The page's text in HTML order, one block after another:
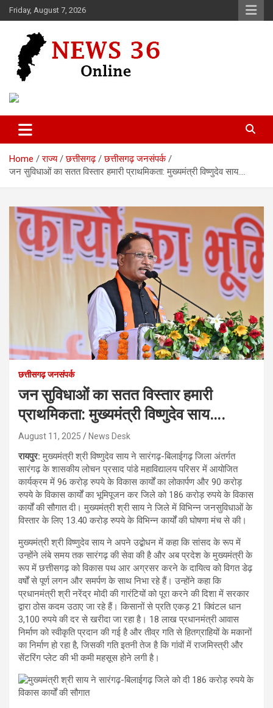
Skip
to
Friday, August 7, 2026
News 36
Home राज्य छत्तीसगढ़
छत्तीसगढ़ जनसंपर्क
जन सुविधाओं का सतत विस्तार हमारी प्राथमिकता: मुख्यमंत्री विष्णुदेव साय….
छत्तीसगढ़ जनसंपर्क
जन सुविधाओं का सतत विस्तार हमारी
प्राथमिकता: मुख्यमंत्री विष्णुदेव साय….
August 11, 2025 News Desk
रायपुर:मुख्यमंत्री श्री विष्णुदेव साय ने सारंगढ़-बिलाईगढ़ जिला अंतर्गत
सारंगढ़ के शासकीय लोचन प्रसाद पांडे महाविद्यालय परिसर में आयोजित
कार्यक्रम में 96 करोड़ रुपये के विकास कार्यों का लोकार्पण और 90 करोड़
रुपये के विकास कार्यों का भूमिपूजन कर जिले को 186 करोड़ रुपये के विकास
कार्यों की सौगात दी। मुख्यमंत्री श्री साय ने जिले में विभिन्न जनसुविधाओं के
विस्तार के लिए 13.40 करोड़ रुपये के विभिन्न कार्यों की घोषणा मंच से की।
मुख्यमंत्री श्री विष्णुदेव साय ने अपने उद्बोधन में कहा कि सांसद के रूप में
उन्होंने लंबे समय तक सारंगढ़ की सेवा की है और अब प्रदेश के मुख्यमंत्री के
रूप में छत्तीसगढ़ को विकास पथ आर अग्रसर करने के दायित्व को विगत डेढ़
वर्षों से पूर्ण लगन और समर्पण के साथ निभा रहे हैं। उन्होंने कहा कि
प्रधानमंत्री श्री नरेंद्र मोदी की गारंटियों को पूरा करने की दिशा में सरकार
द्वारा ठोस कदम उठाए जा रहे हैं। किसानों से प्रति एकड़ 21 क्विंटल धान
3,100 रुपये की दर से खरीदा जा रहा है। 18 लाख प्रधानमंत्री आवास
निर्माण को स्वीकृति प्रदान की गई है और तीव्र गति से हितग्राहियों के मकानों
का निर्माण हो रहा है, जिसकी गति इतनी तेज है कि गांवों में राजमिस्त्री और
सेंटरिंग प्लेट की भी कमी महसूस होने लगी है।